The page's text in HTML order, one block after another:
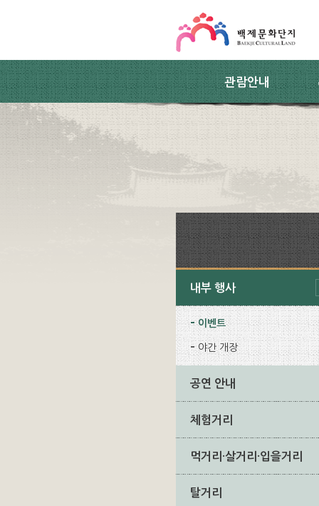
관람안내
내부 행사
이벤트
야간 개장
공연 안내
체험거리
먹거리·살거리·입을거리
탈거리